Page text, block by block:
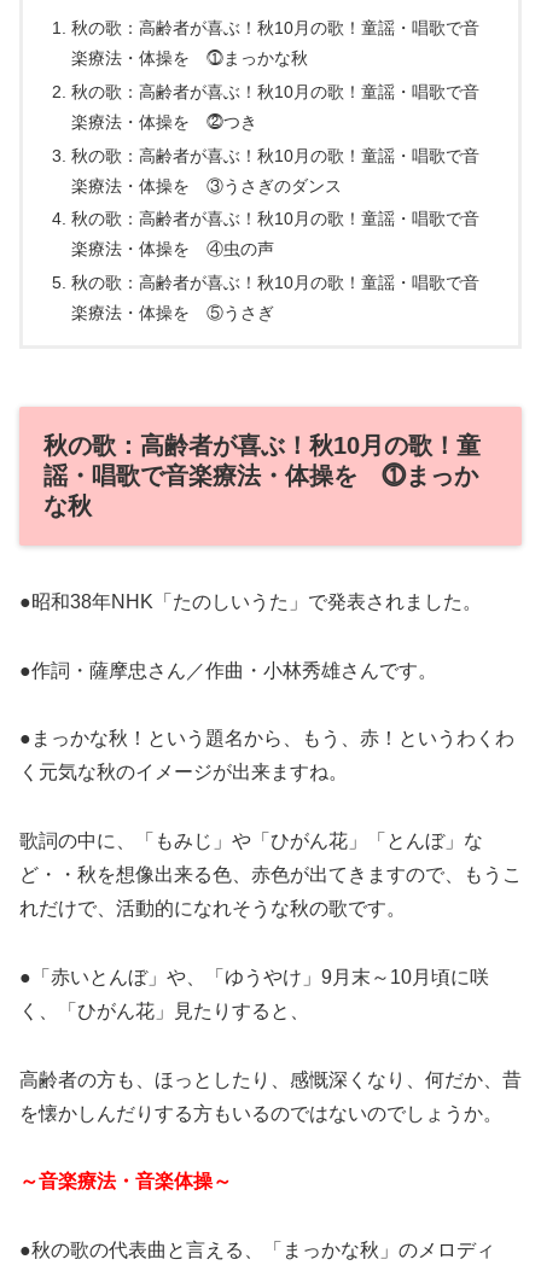
秋の歌：高齢者が喜ぶ！秋10月の歌！童謡・唱歌で音
楽療法・体操を ⓵まっかな秋
秋の歌：高齢者が喜ぶ！秋10月の歌！童謡・唱歌で音
楽療法・体操を ⓶つき
秋の歌：高齢者が喜ぶ！秋10月の歌！童謡・唱歌で音
楽療法・体操を ③うさぎのダンス
秋の歌：高齢者が喜ぶ！秋10月の歌！童謡・唱歌で音
楽療法・体操を ④虫の声
秋の歌：高齢者が喜ぶ！秋10月の歌！童謡・唱歌で音
楽療法・体操を ⑤うさぎ
秋の歌：高齢者が喜ぶ！秋10月の歌！童
謡・唱歌で音楽療法・体操を ⓵まっか
な秋
●昭和38年NHK「たのしいうた」で発表されました。
●作詞・薩摩忠さん／作曲・小林秀雄さんです。
●まっかな秋！という題名から、もう、赤！というわくわ
く元気な秋のイメージが出来ますね。
歌詞の中に、「もみじ」や「ひがん花」「とんぼ」な
ど・・秋を想像出来る色、赤色が出てきますので、もうこ
れだけで、活動的になれそうな秋の歌です。
●「赤いとんぼ」や、「ゆうやけ」9月末～10月頃に咲
く、「ひがん花」見たりすると、
高齢者の方も、ほっとしたり、感慨深くなり、何だか、昔
を懐かしんだりする方もいるのではないのでしょうか。
～音楽療法・音楽体操～
●秋の歌の代表曲と言える、「まっかな秋」のメロディ